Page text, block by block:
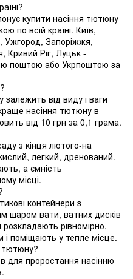
купити насіння тютюну
по всій країні. Київ,
Ужгород, Запоріжжя,
Кривий Ріг, Луцьк -
поштою або Укрпоштою за
залежить від виду і ваги
насіння тютюну в
від 10 грн за 0,1 грама.
з кінця лютого-на
легкий, дренований.
а ємність
місці.
контейнери з
шаром вати, ватних дисків
рівномірно,
поміщають у тепле місце.
тютюну?
для проростання насінню